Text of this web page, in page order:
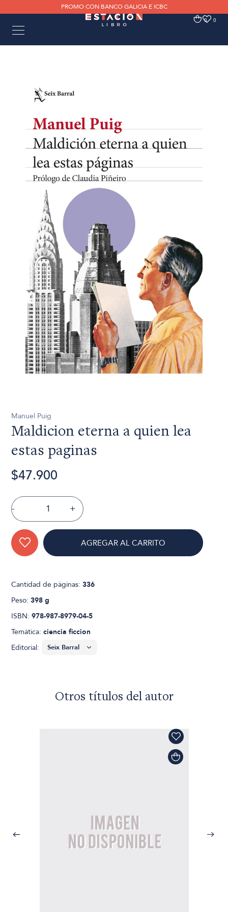
PROMO CON BANCO GALICIA E ICBC
0 0
Manuel Puig
Maldicion eterna a quien lea
estas paginas
$47.900
- +
AGREGAR AL CARRITO
Cantidad de páginas:336
Peso:398 g
ISBN:978-987-8979-04-5
Temática:ciencia ficcion
Editorial:
Otros títulos del autor